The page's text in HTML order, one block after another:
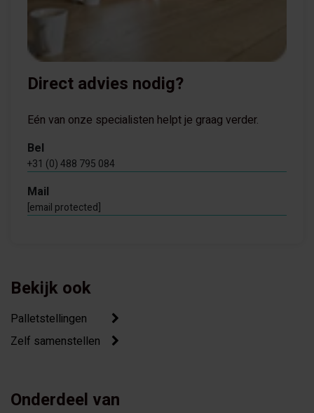
Direct advies nodig?
Eén van onze specialisten helpt je graag verder.
Bel
+31 (0) 488 795 084
Mail
[email protected]
Bekijk ook
Palletstellingen
Zelf samenstellen
Onderdeel van